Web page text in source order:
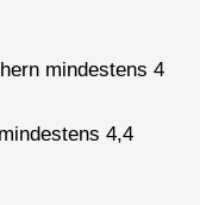
mindestens 4
4,4